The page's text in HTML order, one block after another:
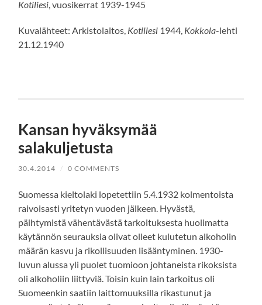
Kotiliesi , vuosikerrat 1939-1945
Kuvalähteet: Arkistolaitos, Kotiliesi 1944, Kokkola-lehti
21.12.1940
Kansan hyväksymää
salakuljetusta
30.4.2014 / 0 COMMENTS
Suomessa kieltolaki lopetettiin 5.4.1932 kolmentoista
raivoisasti yritetyn vuoden jälkeen. Hyvästä,
päihtymistä vähentävästä tarkoituksesta huolimatta
käytännön seurauksia olivat olleet kulutetun alkoholin
määrän kasvu ja rikollisuuden lisääntyminen. 1930-
luvun alussa yli puolet tuomioon johtaneista rikoksista
oli alkoholiin liittyviä. Toisin kuin lain tarkoitus oli
Suomeenkin saatiin laittomuuksilla rikastunut ja